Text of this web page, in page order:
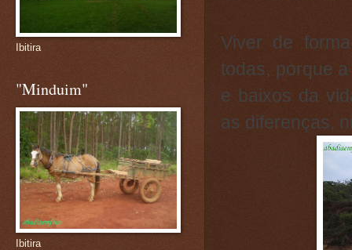
Viver de
todas, porque
e baixos da
as diferenças,
Ibitira
"Minduim"
Ibitira